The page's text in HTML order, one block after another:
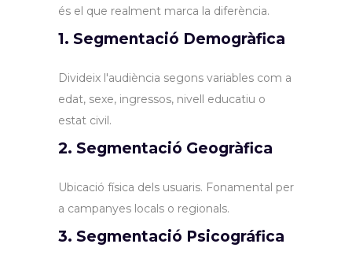
és el que realment marca la diferència.
1. Segmentació Demogràfica
Divideix l'audiència segons variables com a
edat, sexe, ingressos, nivell educatiu o
estat civil.
2. Segmentació Geogràfica
Ubicació física dels usuaris. Fonamental per
a campanyes locals o regionals.
3. Segmentació Psicográfica